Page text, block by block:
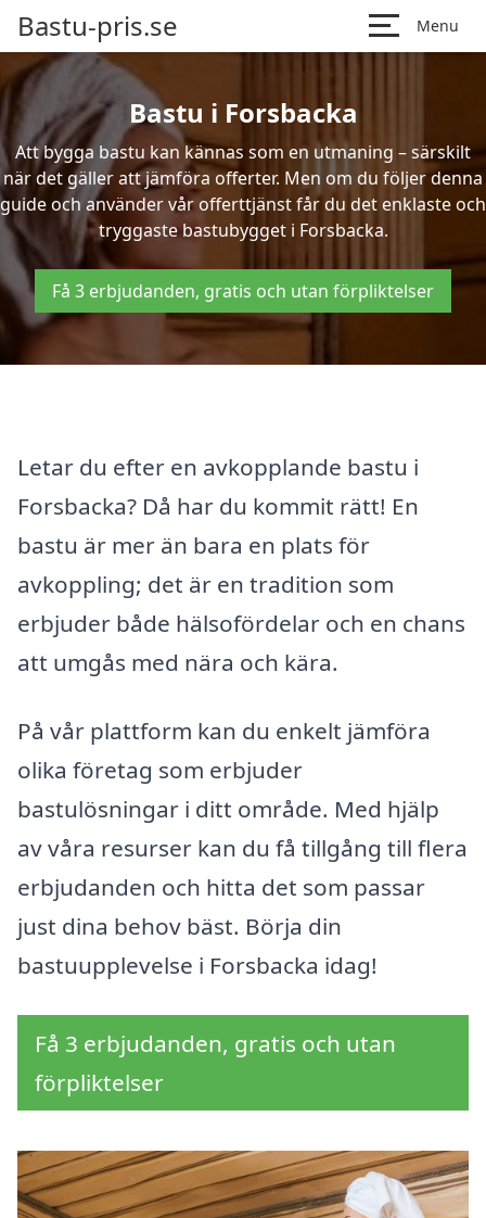
Bastu-pris.se Menu
Bastu i Forsbacka
Att bygga bastu kan kännas som en utmaning – särskilt
när det gäller att jämföra offerter. Men om du följer denna
guide och använder vår offerttjänst får du det enklaste och
tryggaste bastubygget i Forsbacka.
Få 3 erbjudanden, gratis och utan förpliktelser
Letar du efter en avkopplande bastu i
Forsbacka? Då har du kommit rätt! En
bastu är mer än bara en plats för
avkoppling; det är en tradition som
erbjuder både hälsofördelar och en chans
att umgås med nära och kära.
På vår plattform kan du enkelt jämföra
olika företag som erbjuder
bastulösningar i ditt område. Med hjälp
av våra resurser kan du få tillgång till flera
erbjudanden och hitta det som passar
just dina behov bäst. Börja din
bastuupplevelse i Forsbacka idag!
Få 3 erbjudanden, gratis och utan
förpliktelser